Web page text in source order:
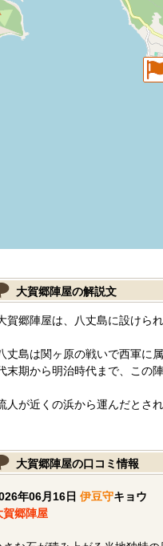
大賀郷陣屋の解説文
賀郷陣屋は、八丈島に設けら
丈島は関ヶ原の戦いで西軍に
末期から明治時代まで、この
人が近くの浜から運んだとさ
大賀郷陣屋の口コミ情報
年06月16日 伊豆守キョウ
賀郷陣屋